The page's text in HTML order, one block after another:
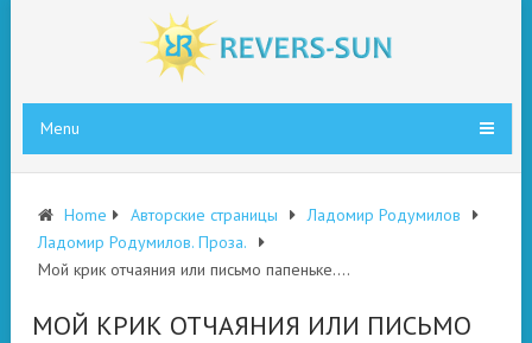
Menu
Home Авторские страницы
Ладомир Родумилов
Ладомир Родумилов. Проза.
Мой крик отчаяния или письмо папеньке….
МОЙ КРИК ОТЧАЯНИЯ ИЛИ ПИСЬМО